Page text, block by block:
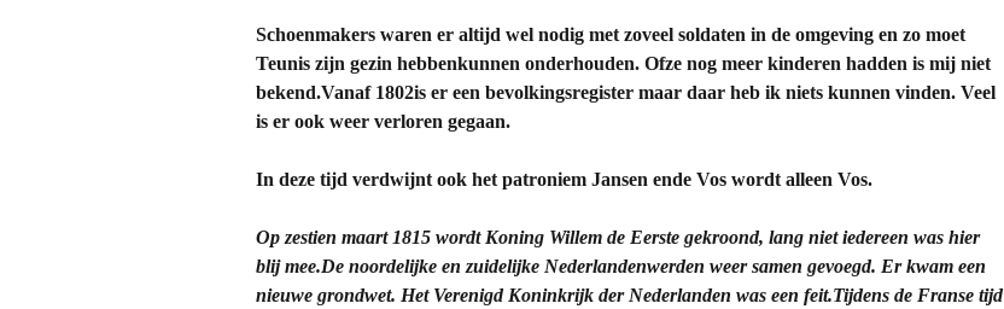
Schoenmakers waren er altijd wel nodig met zoveel soldaten in de omgeving en zo moet
Teunis zijn gezin hebbenkunnen onderhouden. Ofze nog meer kinderen hadden is mij niet
bekend.Vanaf 1802is er een bevolkingsregister maar daar heb ik niets kunnen vinden. Veel
is er ook weer verloren gegaan.
In deze tijd verdwijnt ook het patroniem Jansen ende Vos wordt alleen Vos.
Op zestien maart 1815 wordt Koning Willem de Eerste gekroond, lang niet iedereen was hier
blij mee.De noordelijke en zuidelijke Nederlandenwerden weer samen gevoegd. Er kwam een
nieuwe grondwet. Het Verenigd Koninkrijk der Nederlanden was een feit.Tijdens de Franse tijd